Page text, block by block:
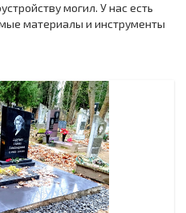
могил. У нас есть
материалы и инструменты